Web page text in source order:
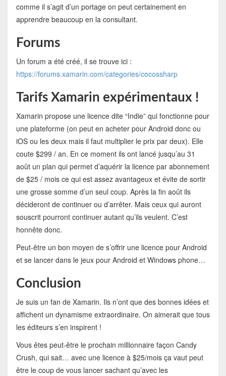
comme il s’agit d’un portage on peut certainement en
apprendre beaucoup en la consultant.
Forums
Un forum a été créé, il se trouve ici :
https://forums.xamarin.com/categories/cocossharp
Tarifs Xamarin expérimentaux !
Xamarin propose une licence dite “Indie” qui fonctionne pour
une plateforme (on peut en acheter pour Android donc ou
iOS ou les deux mais il faut multiplier le prix par deux). Elle
coute $299 / an. En ce moment ils ont lancé jusqu’au 31
août un plan qui permet d’aquérir la licence par abonnement
de $25 / mois ce qui est assez avantageux et évite de sortir
une grosse somme d’un seul coup. Après la fin août ils
décideront de continuer ou d’arrêter. Mais ceux qui auront
souscrit pourront continuer autant qu’ils veulent. C’est
honnête donc.
Peut-être un bon moyen de s’offrir une licence pour Android
et se lancer dans le jeux pour Android et Windows phone…
Conclusion
Je suis un fan de Xamarin. Ils n’ont que des bonnes idées et
affichent un dynamisme extraordinaire. On aimerait que tous
les éditeurs s’en inspirent !
Vous êtes peut-être le prochain millionnaire façon Candy
Crush, qui sait… avec une licence à $25/mois ça vaut peut
être le coup de vous lancer sachant qu’avec les